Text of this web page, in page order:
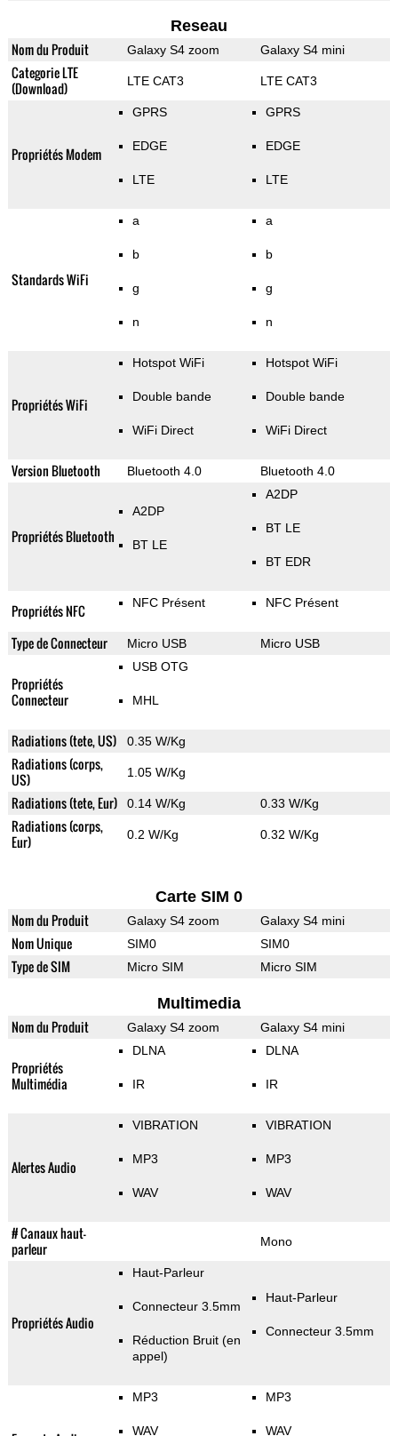
Reseau
Nom du Produit Galaxy S4 zoom Galaxy S4 mini
Categorie LTE
(Download)
LTE CAT3 LTE CAT3
Propriétés Modem
GPRS
EDGE
LTE
GPRS
EDGE
LTE
Standards WiFi
a
b
g
n
a
b
g
n
Propriétés WiFi
Hotspot WiFi
Double bande
WiFi Direct
Hotspot WiFi
Double bande
WiFi Direct
Version Bluetooth Bluetooth 4.0 Bluetooth 4.0
Propriétés Bluetooth
A2DP
BT LE
A2DP
BT LE
BT EDR
Propriétés NFC NFC Présent NFC Présent
Type de Connecteur Micro USB Micro USB
Propriétés
Connecteur
USB OTG
MHL
Radiations (tete, US) 0.35 W/Kg
Radiations (corps,
US)
1.05 W/Kg
Radiations (tete, Eur) 0.14 W/Kg 0.33 W/Kg
Radiations (corps,
Eur)
0.2 W/Kg 0.32 W/Kg
Carte SIM 0
Nom du Produit Galaxy S4 zoom Galaxy S4 mini
Nom Unique SIM0 SIM0
Type de SIM Micro SIM Micro SIM
Multimedia
Nom du Produit Galaxy S4 zoom Galaxy S4 mini
Propriétés
Multimédia
DLNA
IR
DLNA
IR
Alertes Audio
VIBRATION
MP3
WAV
VIBRATION
MP3
WAV
# Canaux haut-
parleur
Mono
Propriétés Audio
Haut-Parleur
Connecteur 3.5mm
Réduction Bruit (en
appel)
Haut-Parleur
Connecteur 3.5mm
MP3
WAV
MP3
WAV